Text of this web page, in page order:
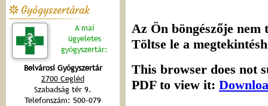
Gyógyszertárak
A mai
ügyeletes
gyógyszertár:
Belvárosi Gyógyszertár
2700 Cegléd
Szabadság tér 9.
Telefonszám: 500-079